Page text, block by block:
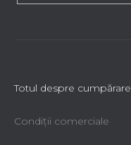
Totul despre cumpărare
Condiții comerciale